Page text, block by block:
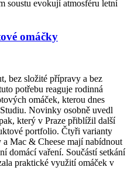
soustu evokují atmosféru letní
omáčky
bez složité přípravy a bez
potřebu reaguje rodinná
omáček, kterou dnes
Novinky osobně uvedl
který v Praze přiblížil další
portfolio. Čtyři varianty
Mac & Cheese mají nabídnout
domácí vaření. Součástí setkání
praktické využití omáček v